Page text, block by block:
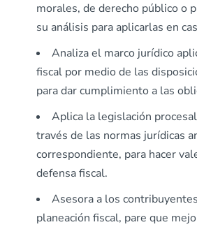
morales, de derecho público o
su análisis para aplicarlas en
Analiza el marco jurídico
fiscal por medio de las
para dar cumplimiento a las
Aplica la legislación
través de las normas jurídicas
correspondiente, para hacer
defensa fiscal.
Asesora a los
planeación fiscal, pare que